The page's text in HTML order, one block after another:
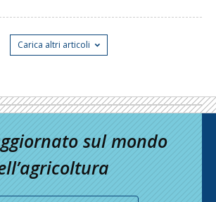
Carica altri articoli
sul mondo